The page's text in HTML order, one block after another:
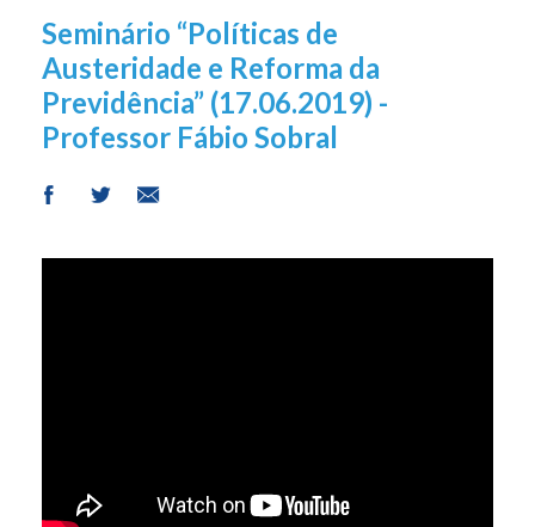
Seminário “Políticas de
Austeridade e Reforma da
Previdência” (17.06.2019) -
Professor Fábio Sobral